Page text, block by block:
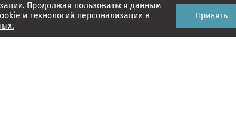
Продолжая пользоваться данным
и технологий персонализации в
Принять